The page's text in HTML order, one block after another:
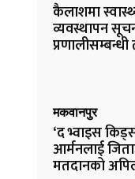
कैलाशमा
व्यवस्थापन
मकवानपुर
‘द भ्वाइस
आर्मनलाई
मतदानको